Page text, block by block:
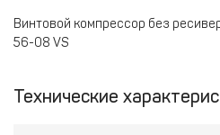
Винтовой компрессор без
56-08 VS
Технические